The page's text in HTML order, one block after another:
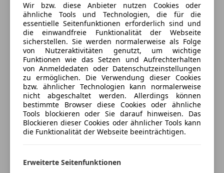
W-Lan / Wifi Hotspot
Sicherheit
ABS
Beifahrerairbag
ESP
Fahrerairbag
Fernlichtassistent
Kurvenlicht
LED-Scheinwerfer
LED-Tagfahrlicht
Seitenairbag
Traktionskontrolle
-Räder lackiert in Schwarz (seidenglanz)
-Innenausstattung mit erweiterten LederumAängen
schwarz mit Kontrast-farbe GT-silber
-Leichtbau Sportschalensitze (klappbar)
-Hintersitzanlage
-Sitzheizung vorn
-ISOFIX-BeAestigungssystem
-Touring-Paket Exterieur in Schwarz
-HD-Matrix LED-Hauptscheinwerfer abgedunkelt
Exclusive Manufaktur
-Exclusive Design Heckleuchten Exclusive Manufaktur
in Schwarz
Versicherungsschutz an Ihre Bedürfnisse
anpassen
Freischaden-Gutschein ab Stufe 0
Auto einfach online versichern & Rabatt holen
Jetzt berechnen
Wir bzw. diese Anbieter nutzen Cookies oder
ähnliche Tools und Technologien, die für die
essentielle Seitenfunktionen erforderlich sind und
die einwandfreie Funktionalität der Webseite
sicherstellen. Sie werden normalerweise als Folge
von Nutzeraktivitäten genutzt, um wichtige
Funktionen wie das Setzen und Aufrechterhalten
von Anmeldedaten oder Datenschutzeinstellungen
zu ermöglichen. Die Verwendung dieser Cookies
bzw. ähnlicher Technologien kann normalerweise
nicht abgeschaltet werden. Allerdings können
bestimmte Browser diese Cookies oder ähnliche
Tools blockieren oder Sie darauf hinweisen. Das
Blockieren dieser Cookies oder ähnlicher Tools kann
die Funktionalität der Webseite beeinträchtigen.
Erweiterte Seitenfunktionen